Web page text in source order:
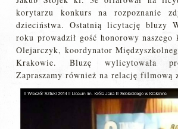
korytarzu konkurs na rozpoznanie
dzieciństwa. Ostatnią licytację bluzy
roku prowadził gość honorowy
Olejarczyk, koordynator
Krakowie. Bluzę wylicytowała
Zapraszamy również na relację filmową